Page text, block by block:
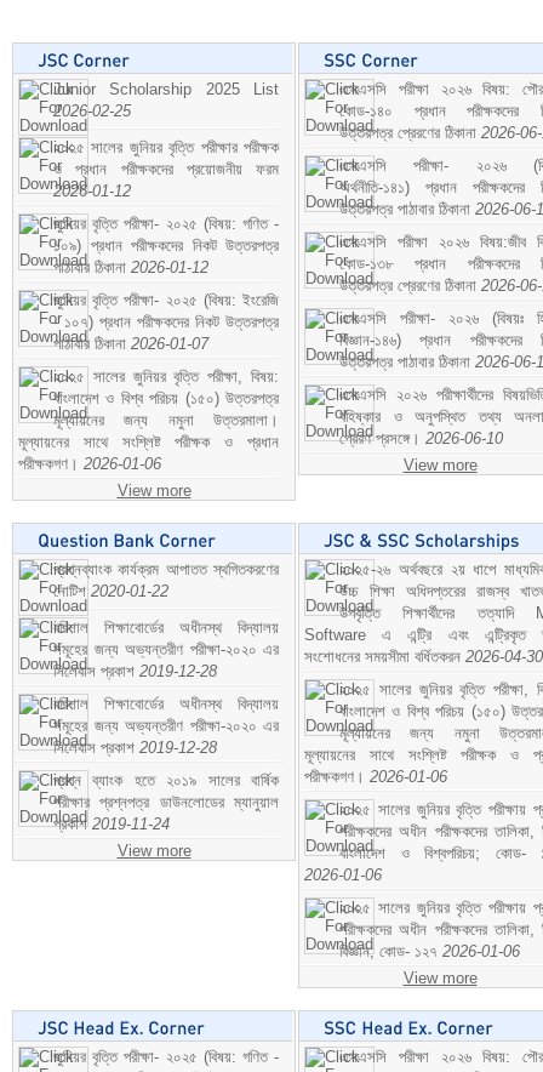
Junior Scholarship 2025 List
2026-02-25
২০২৫ সালের জুনিয়র বৃত্তি পরীক্ষার পরীক্ষক
ও প্রধান পরীক্ষকদের প্রয়োজনীয় ফরম
2026-01-12
জুনিয়র বৃত্তি পরীক্ষা- ২০২৫ (বিষয়: গণিত -
১০৯) প্রধান পরীক্ষকদের নিকট উত্তরপত্র
পাঠাবার ঠিকানা 2026-01-12
জুনিয়র বৃত্তি পরীক্ষা- ২০২৫ (বিষয়: ইংরেজি
- ১০৭) প্রধান পরীক্ষকদের নিকট উত্তরপত্র
পাঠাবার ঠিকানা 2026-01-07
২০২৫ সালের জুনিয়র বৃত্তি পরীক্ষা, বিষয়:
বাংলাদেশ ও বিশ্ব পরিচয় (১৫০) উত্তরপত্র
মূল্যায়নের জন্য নমুনা উত্তরমালা।
মূল্যায়নের সাথে সংশ্লিষ্ট পরীক্ষক ও প্রধান
পরীক্ষকগণ। 2026-01-06
View more
এসএসসি পরীক্ষা ২০২৬ বিষয়:
কোড-১৪০ প্রধান পরীক্ষকদের
উত্তরপত্র প্রেরণের ঠিকানা 2026-
এসএসসি পরীক্ষা- ২০২৬
অর্থনীতি-১৪১) প্রধান পরীক্ষকদের
উত্তরপত্র পাঠাবার ঠিকানা 2026-06-
এসএসসি পরীক্ষা ২০২৬ বিষয়:জীব
কোড-১৩৮ প্রধান পরীক্ষকদের
উত্তরপত্র প্রেরণের ঠিকানা 2026-
এসএসসি পরীক্ষা- ২০২৬ (বিষয়ঃ
বিজ্ঞান-১৪৬) প্রধান পরীক্ষকদের
উত্তরপত্র পাঠাবার ঠিকানা 2026-06-
এসএসসি ২০২৬ পরীক্ষার্থীদের
বহিষ্কার ও অনুপস্থিত তথ্য
প্রেরণ প্রসঙ্গে। 2026-06-10
View more
প্রশ্নব্যাংক কার্যক্রম আপাতত স্থগিতকরণের
নোটিশ 2020-01-22
বরিশাল শিক্ষাবোর্ডের অধীনস্থ বিদ্যালয়
সমূহের জন্য অভ্যন্তরীণ পরীক্ষা-২০২০ এর
সিলেবাস প্রকাশ 2019-12-28
বরিশাল শিক্ষাবোর্ডের অধীনস্থ বিদ্যালয়
সমূহের জন্য অভ্যন্তরীণ পরীক্ষা-২০২০ এর
সিলেবাস প্রকাশ 2019-12-28
প্রশ্ন ব্যাংক হতে ২০১৯ সালের বার্ষিক
পরীক্ষার প্রশ্নপত্র ডাউনলোডের ম্যানুয়াল
প্রকাশ 2019-11-24
View more
২০২৫-২৬ অর্থবছরে ২য় ধাপে
উচ্চ শিক্ষা অধিদপ্তরের রাজস্ব
উপবৃত্তি শিক্ষার্থীদের তত্যাদি
Software এ এন্ট্রি এবং এন্ট্রিকৃত
সংশোধনের সময়সীমা বর্ধিতকরন 2026-04-30
২০২৫ সালের জুনিয়র বৃত্তি পরীক্ষা,
বাংলাদেশ ও বিশ্ব পরিচয় (১৫০)
মূল্যায়নের জন্য নমুনা
মূল্যায়নের সাথে সংশ্লিষ্ট পরীক্ষক ও
পরীক্ষকগণ। 2026-01-06
২০২৫ সালের জুনিয়র বৃত্তি পরীক্ষায়
পরীক্ষকদের অধীন পরীক্ষকদের তালিকা,
বাংলাদেশ ও বিশ্বপরিচয়; কোড-
2026-01-06
২০২৫ সালের জুনিয়র বৃত্তি পরীক্ষায়
পরীক্ষকদের অধীন পরীক্ষকদের তালিকা,
বিজ্ঞান; কোড- ১২৭ 2026-01-06
View more
জুনিয়র বৃত্তি পরীক্ষা- ২০২৫ (বিষয়: গণিত -
এসএসসি পরীক্ষা ২০২৬ বিষয়: